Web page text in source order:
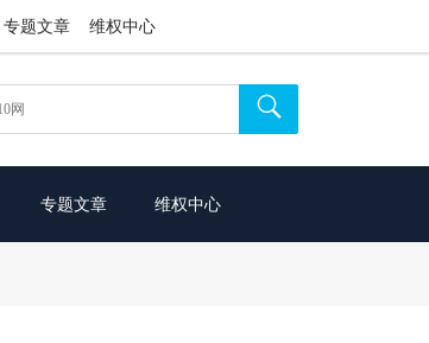
专题文章 维权中心

专题文章 维权中心